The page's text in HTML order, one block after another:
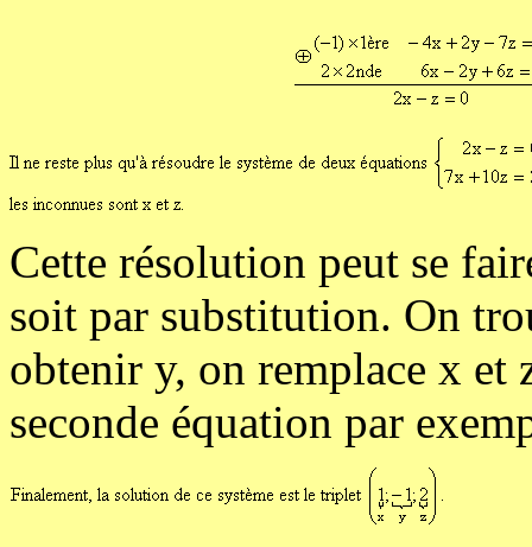
Cette résolution peut se
soit par substitution. On
obtenir y, on remplace x et
seconde équation par